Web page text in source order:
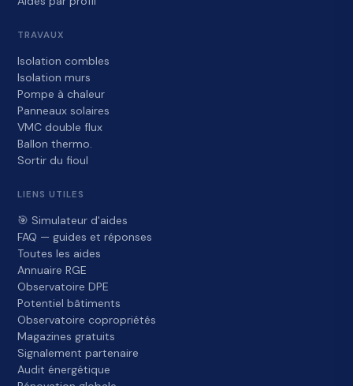
TRAVAUX
Isolation combles
Isolation murs
Pompe à chaleur
Panneaux solaires
VMC double flux
Ballon thermo.
Sortir du fioul
LIENS UTILES
🎯 Simulateur d'aides
FAQ — guides et réponses
Toutes les aides
Annuaire RGE
Observatoire DPE
Potentiel bâtiments
Observatoire copropriétés
Magazines gratuits
Signalement partenaire
Audit énergétique